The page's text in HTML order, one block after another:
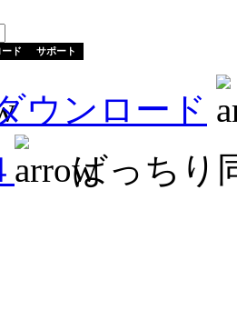
ド サポート
ウンロード
ばっちり